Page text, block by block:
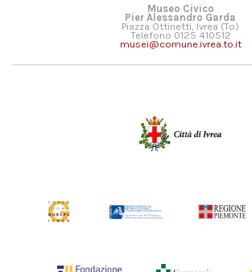
Museo Civico
Pier Alessandro Garda
Piazza Ottinetti, Ivrea (To)
Telefono 0125 410512
musei@comune.ivrea.to.it